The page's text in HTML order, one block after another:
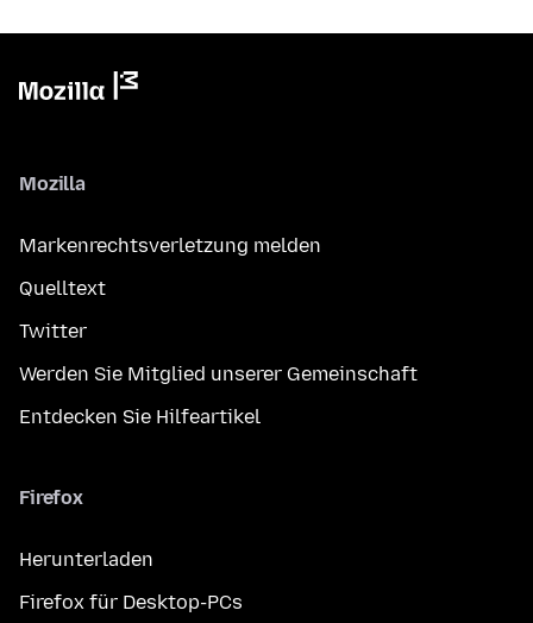
Mozilla
Markenrechtsverletzung melden
Quelltext
Twitter
Werden Sie Mitglied unserer Gemeinschaft
Entdecken Sie Hilfeartikel
Firefox
Herunterladen
Firefox für Desktop-PCs